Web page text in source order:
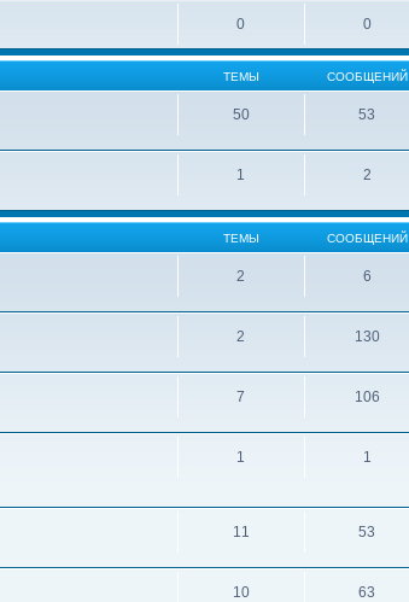
0 0
ТЕМЫ СООБЩЕНИЙ
50 53
1 2
ТЕМЫ СООБЩЕНИЙ
2 6
2 130
7 106
1 1
11 53
10 63